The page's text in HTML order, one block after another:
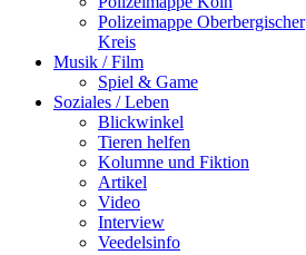
Polizeimappe Oberbergischer
Kreis
Musik / Film
Spiel & Game
Soziales / Leben
Blickwinkel
Tieren helfen
Kolumne und Fiktion
Artikel
Video
Interview
Veedelsinfo